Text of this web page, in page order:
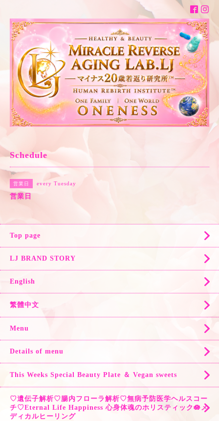
Schedule
営業日 every Tuesday
営業日
Top page
LJ BRAND STORY
English
繁體中文
Menu
Details of menu
This Weeks Special Beauty Plate ＆ Vegan sweets
♡遺伝子解析♡腸内フローラ解析♡無病予防医学ヘルスコー
チ♡Eternal Life Happiness 心身体魂のホリスティック🪷メ
ディカルヒーリング